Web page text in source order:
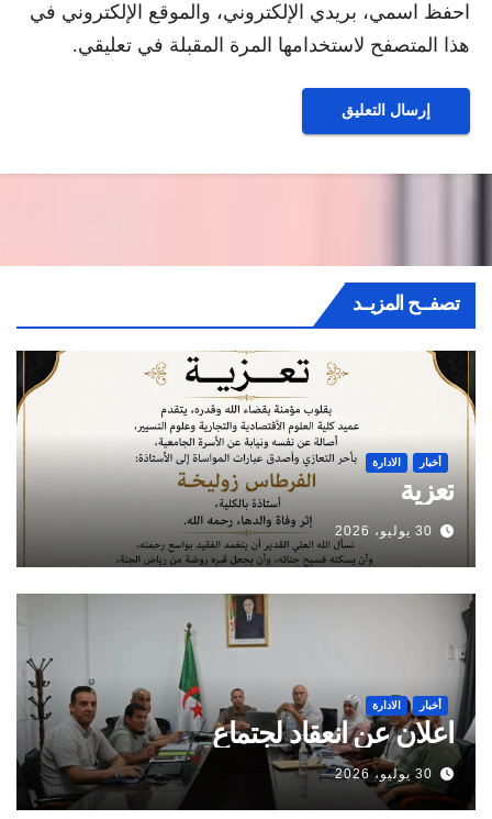
احفظ اسمي، بريدي الإلكتروني، والموقع الإلكتروني في
هذا المتصفح لاستخدامها المرة المقبلة في تعليقي.
تصفــح المزيــد
أخبار الادارة
تعزية
30 يوليو، 2026
أخبار الادارة
اعلان عن انعقاد لجتماع
30 يوليو، 2026